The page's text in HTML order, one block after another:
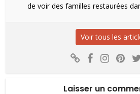
de voir des familles restaurées
Voir tous les
Laisser un